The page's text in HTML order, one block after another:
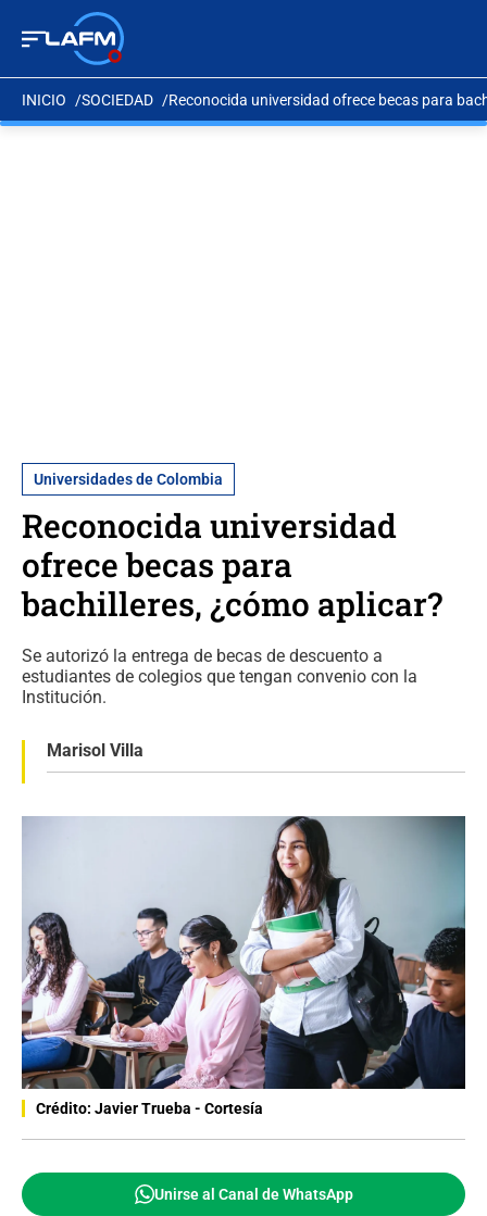
INICIO SOCIEDAD Reconocida universidad ofrece becas para
Universidades de Colombia
Reconocida universidad
ofrece becas para
bachilleres, ¿cómo aplicar?
Se autorizó la entrega de becas de descuento a
estudiantes de colegios que tengan convenio con la
Institución.
Marisol Villa
Crédito: Javier Trueba - Cortesía
Unirse al Canal de WhatsApp